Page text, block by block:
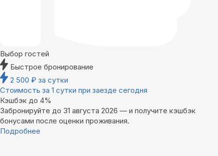
Выбор гостей
Быстрое бронирование
2 500 ₽ за сутки
Стоимость за 1 сутки при заезде сегодня
Кэшбэк до 4%
Забронируйте до 31 августа 2026 — и получите кэшбэк
бонусами после оценки проживания.
Подробнее